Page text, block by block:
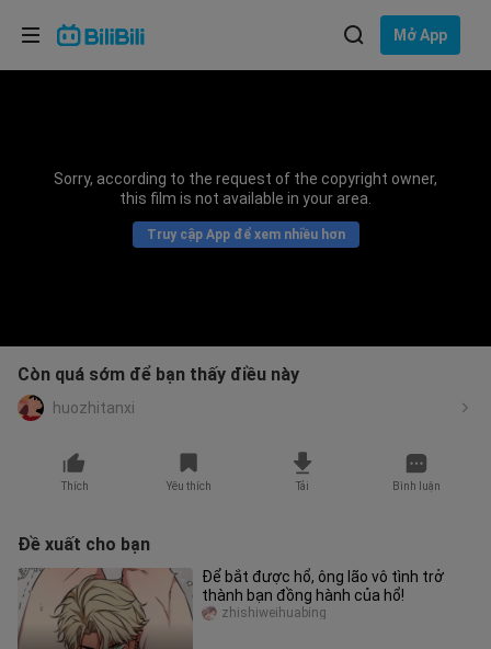
Mở App
Sorry, according to the request of the copyright owner,
this film is not available in your area.
Truy cập App để xem nhiều hơn
Còn quá sớm để bạn thấy điều này
huozhitanxi
Thích Yêu thích Tải Bình luận
Đề xuất cho bạn
Để bắt được hổ, ông lão vô tình trở
thành bạn đồng hành của hổ!
zhishiweihuabing
Lựa chọn ngôn ngữ
Bahasa Indonesia